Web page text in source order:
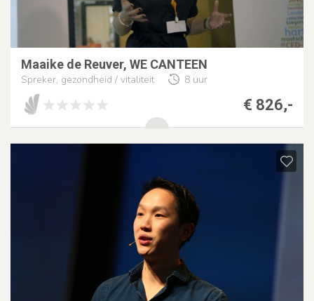
Maaike de Reuver, WE CANTEEN
Spreker, gezondheid / vitaliteit 8 uur
€ 826,-